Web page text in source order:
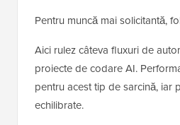
Pentru muncă mai solicitantă,
Aici rulez câteva fluxuri de
proiecte de codare AI.
pentru acest tip de sarcină, iar
echilibrate.